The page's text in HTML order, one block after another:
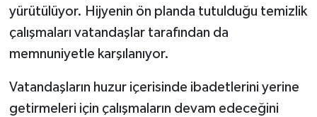
yürütülüyor. Hijyenin ön planda tutulduğu temizlik
çalışmaları vatandaşlar tarafından da
memnuniyetle karşılanıyor.
Vatandaşların huzur içerisinde ibadetlerini yerine
getirmeleri için çalışmaların devam edeceğini